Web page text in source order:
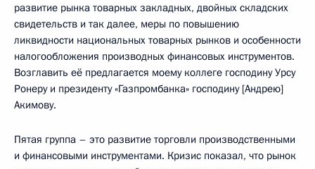
развитие рынка товарных закладных, двойных складских
свидетельств и так далее, меры по повышению
ликвидности национальных товарных рынков и особенности
налогообложения производных финансовых инструментов.
Возглавить её предлагается моему коллеге господину Урсу
Ронеру и президенту «Газпромбанка» господину [Андрею]
Акимову.
Пятая группа – это развитие торговли производственными
и финансовыми инструментами. Кризис показал, что рынок